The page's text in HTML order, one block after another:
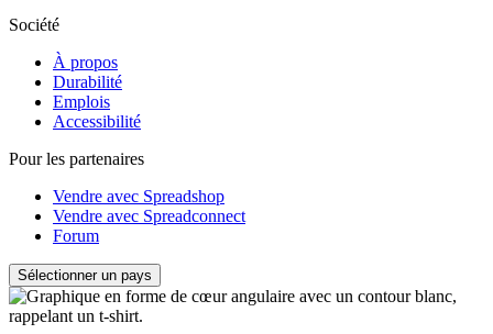
Société
À propos
Durabilité
Emplois
Accessibilité
Pour les partenaires
Vendre avec Spreadshop
Vendre avec Spreadconnect
Forum
Sélectionner un pays